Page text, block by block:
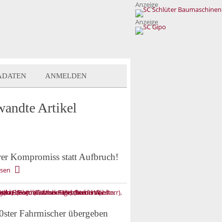
Anzeige
Anzeige
ANMELDEN
Artikel
Kompromiss statt Aufbruch!
Fahrmischer übergeben